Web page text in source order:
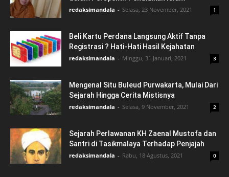
redaksimandala - Selasa, 23 November, 2021 1
Beli Kartu Perdana Langsung Aktif Tanpa
Registrasi ? Hati-Hati Hasil Kejahatan
redaksimandala - Minggu, 31 Januari, 2021 3
Mengenal Situ Buleud Purwakarta, Mulai Dari
Sejarah Hingga Cerita Mistisnya
redaksimandala - Selasa, 9 November, 2021 2
Sejarah Perlawanan KH Zaenal Mustofa dan
Santri di Tasikmalaya Terhadap Penjajah
redaksimandala - Rabu, 18 Agustus, 2021 0